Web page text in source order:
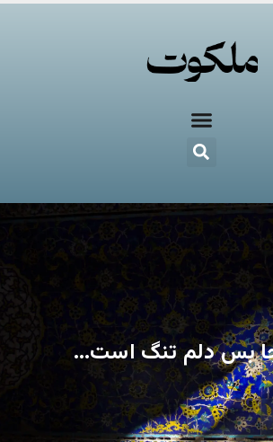
بس دلم تنگ است…